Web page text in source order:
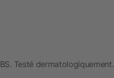
Testé dermatologiquement.